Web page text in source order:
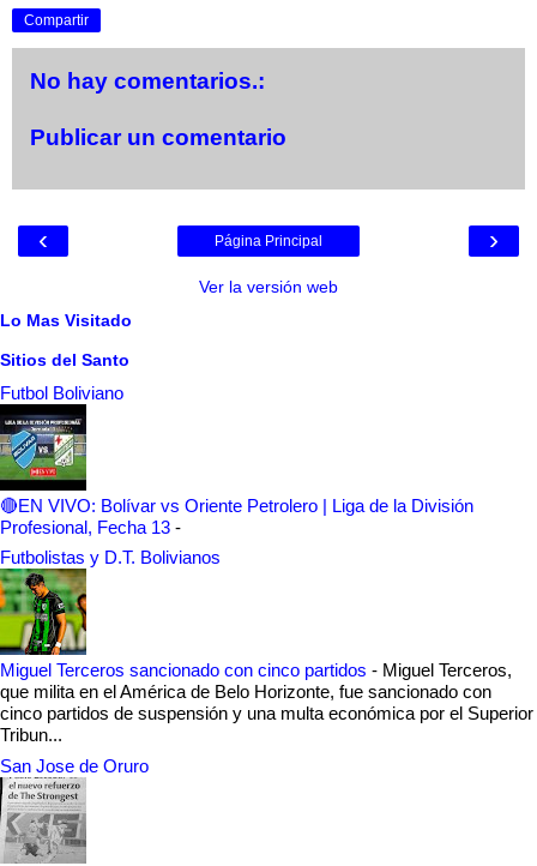
Compartir
No hay comentarios.:
Publicar un comentario
‹ ›
Página Principal
Ver la versión web
Lo Mas Visitado
Sitios del Santo
Futbol Boliviano
🔴EN VIVO: Bolívar vs Oriente Petrolero | Liga de la División
Profesional, Fecha 13 -
Futbolistas y D.T. Bolivianos
Miguel Terceros sancionado con cinco partidos - Miguel Terceros,
que milita en el América de Belo Horizonte, fue sancionado con
cinco partidos de suspensión y una multa económica por el Superior
Tribun...
San Jose de Oruro